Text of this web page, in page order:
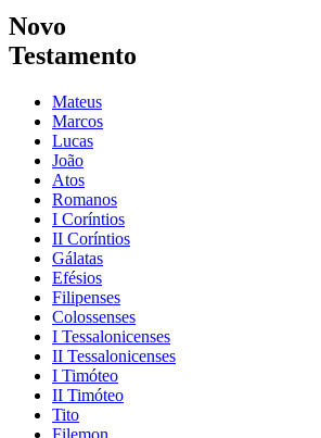
Novo
Testamento
Mateus
Marcos
Lucas
João
Atos
Romanos
I Coríntios
II Coríntios
Gálatas
Efésios
Filipenses
Colossenses
I Tessalonicenses
II Tessalonicenses
I Timóteo
II Timóteo
Tito